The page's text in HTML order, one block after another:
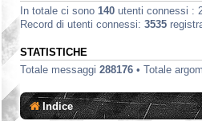
In totale ci sono 140 utenti connessi :
Record di utenti connessi: 3535
STATISTICHE
Totale messaggi 288176 • Totale
Indice